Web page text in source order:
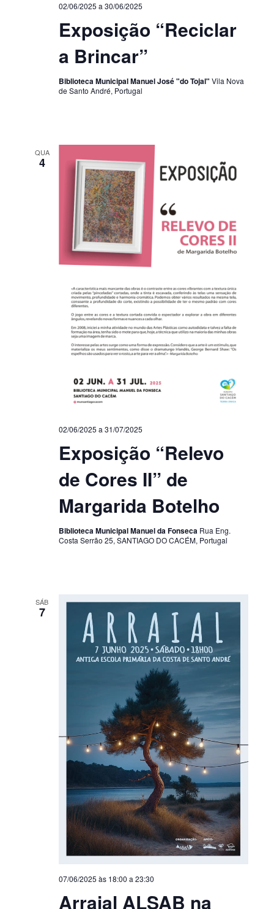
Exposição “Reciclar
a Brincar”
02/06/2025 a 30/06/2025
Biblioteca Municipal Manuel José "do Tojal" Vila Nova
de Santo André, Portugal
QUA
4
Exposição “Relevo
de Cores II” de
Margarida Botelho
02/06/2025 a 31/07/2025
Biblioteca Municipal Manuel da Fonseca Rua Eng.
Costa Serrão 25, SANTIAGO DO CACÉM, Portugal
SÁB
7
Arraial ALSAB na
07/06/2025 às 18:00 a 23:30